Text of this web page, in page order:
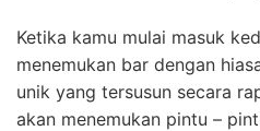
Ketika kamu mulai masuk
menemukan bar dengan
unik yang tersusun secara
akan menemukan pintu –